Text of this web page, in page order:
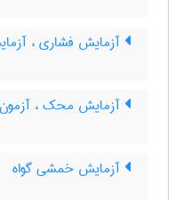
آزمایش فشاری ،
آزمایش محک ، آزمون
آزمایش خمشی گواه